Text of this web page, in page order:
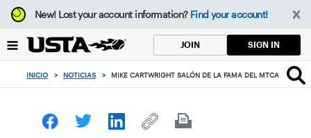
Enfoque
desde
botón
volver
principio
New!Lost your account information? Find your account!
JOIN SIGN IN
INICIO > NOTICIAS > MIKE CARTWRIGHT SALÓN DE LA FAMA DEL MTCA